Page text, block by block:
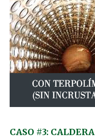
CASO #3: CALDERA